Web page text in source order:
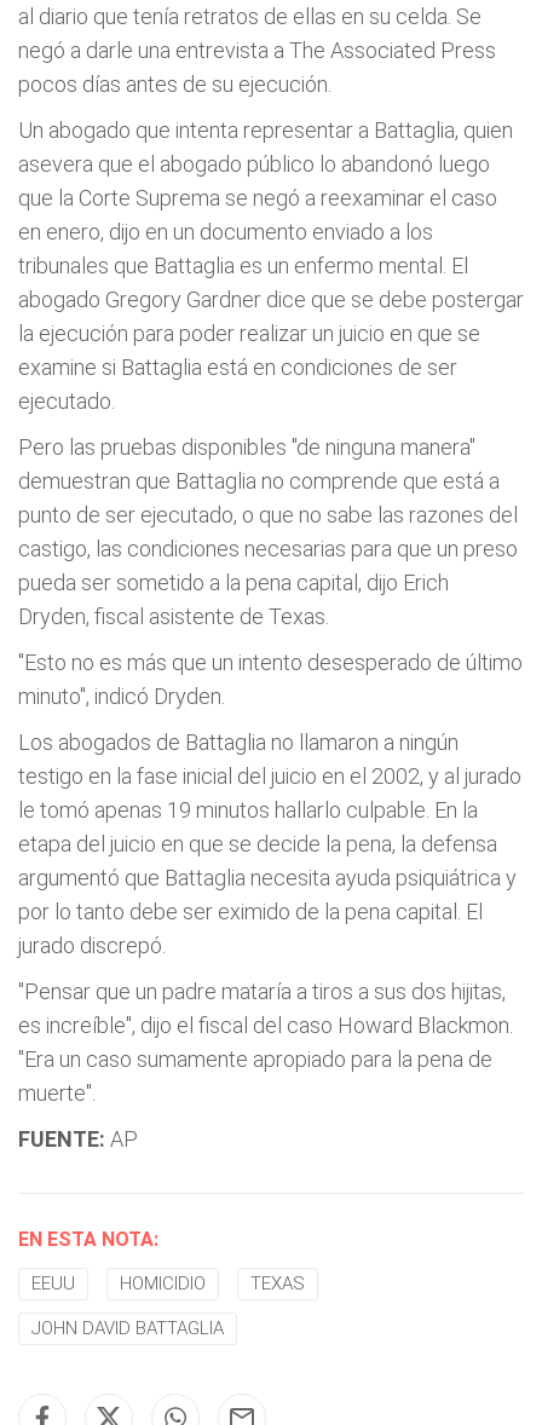
al diario que tenía retratos de ellas en su celda. Se
negó a darle una entrevista a The Associated Press
pocos días antes de su ejecución.
Un abogado que intenta representar a Battaglia, quien
asevera que el abogado público lo abandonó luego
que la Corte Suprema se negó a reexaminar el caso
en enero, dijo en un documento enviado a los
tribunales que Battaglia es un enfermo mental. El
abogado Gregory Gardner dice que se debe postergar
la ejecución para poder realizar un juicio en que se
examine si Battaglia está en condiciones de ser
ejecutado.
Pero las pruebas disponibles "de ninguna manera"
demuestran que Battaglia no comprende que está a
punto de ser ejecutado, o que no sabe las razones del
castigo, las condiciones necesarias para que un preso
pueda ser sometido a la pena capital, dijo Erich
Dryden, fiscal asistente de Texas.
"Esto no es más que un intento desesperado de último
minuto", indicó Dryden.
Los abogados de Battaglia no llamaron a ningún
testigo en la fase inicial del juicio en el 2002, y al jurado
le tomó apenas 19 minutos hallarlo culpable. En la
etapa del juicio en que se decide la pena, la defensa
argumentó que Battaglia necesita ayuda psiquiátrica y
por lo tanto debe ser eximido de la pena capital. El
jurado discrepó.
"Pensar que un padre mataría a tiros a sus dos hijitas,
es increíble", dijo el fiscal del caso Howard Blackmon.
"Era un caso sumamente apropiado para la pena de
muerte".
FUENTE: AP
EN ESTA NOTA:
EEUU HOMICIDIO TEXAS
JOHN DAVID BATTAGLIA